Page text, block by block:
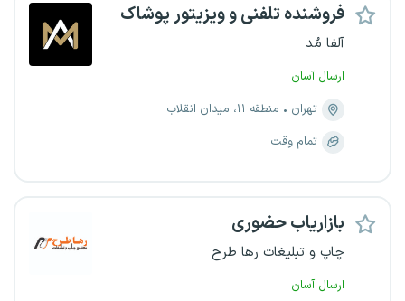
فروشنده تلفنی و ویزیتور پوشاک
آلفا مُد
ارسال آسان
تهران
منطقه ۱۱، میدان انقلاب
تمام وقت
بازاریاب حضوری
چاپ و تبلیغات رها طرح
ارسال آسان